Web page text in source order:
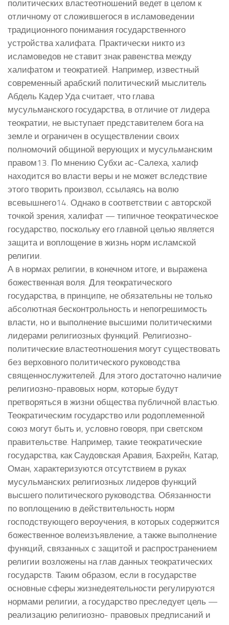
политических властеотношений ведет в целом к
отличному от сложившегося в исламоведении
традиционного понимания государственного
устройства халифата. Практически никто из
исламоведов не ставит знак равенства между
халифатом и теократией. Например, известный
современный арабский политический мыслитель
Абдель Кадер Уда считает, что глава
мусульманского государства, в отличие от лидера
теократии, не выступает представителем бога на
земле и ограничен в осуществлении своих
полномочий общиной верующих и мусульманским
правом13. По мнению Субхи ас-Салеха, халиф
находится во власти веры и не может вследствие
этого творить произвол, ссылаясь на волю
всевышнего14. Однако в соответствии с авторской
точкой зрения, халифат — типичное теократическое
государство, поскольку его главной целью является
защита и воплощение в жизнь норм исламской
религии.
А в нормах религии, в конечном итоге, и выражена
божественная воля. Для теократического
государства, в принципе, не обязательны не только
абсолютная бесконтрольность и непогрешимость
власти, но и выполнение высшими политическими
лидерами религиозных функций. Религиозно-
политические властеотношения могут существовать
без верховного политического руководства
священнослужителей. Для этого достаточно наличие
религиозно-правовых норм, которые будут
претворяться в жизни общества публичной властью.
Теократическим государство или родоплеменной
союз могут быть и, условно говоря, при светском
правительстве. Например, такие теократические
государства, как Саудовская Аравия, Бахрейн, Катар,
Оман, характеризуются отсутствием в руках
мусульманских религиозных лидеров функций
высшего политического руководства. Обязанности
по воплощению в действительность норм
господствующего вероучения, в которых содержится
божественное волеизъявление, а также выполнение
функций, связанных с защитой и распространением
религии возложены на глав данных теократических
государств. Таким образом, если в государстве
основные сферы жизнедеятельности регулируются
нормами религии, а государство преследует цель —
реализацию религиозно- правовых предписаний и